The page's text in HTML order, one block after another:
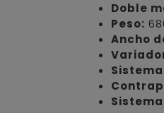
Doble
Peso:
Ancho